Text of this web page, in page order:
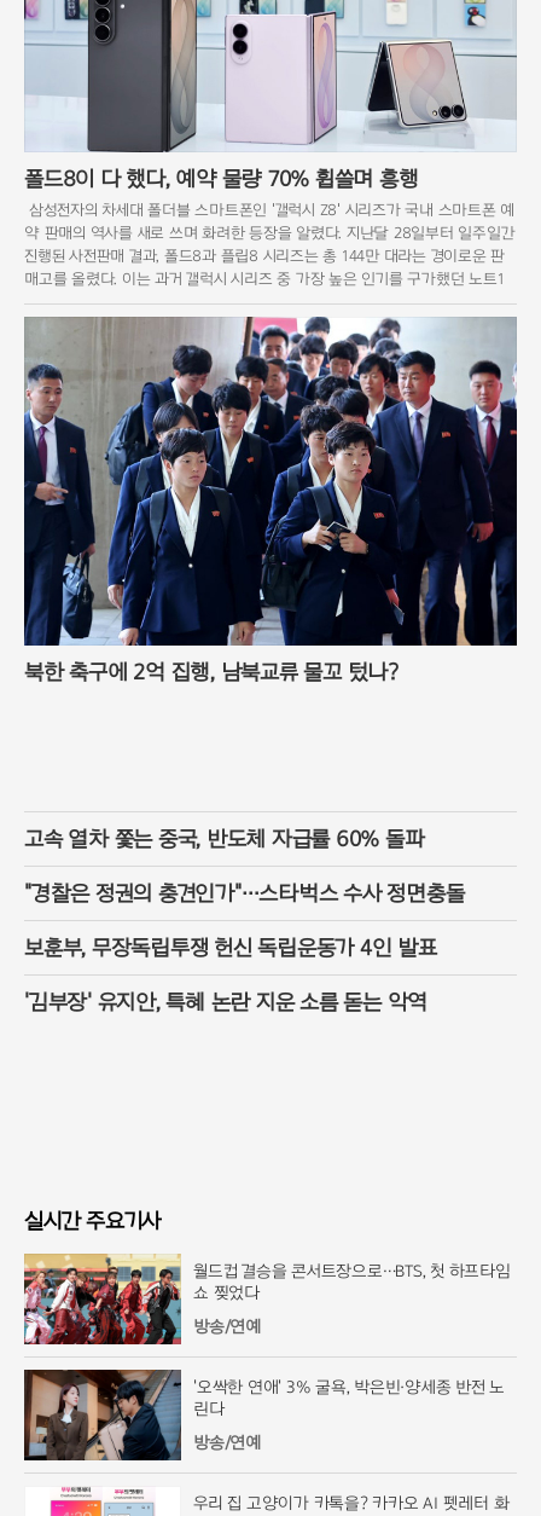
폴드8이 다 했다, 예약 물량 70% 휩쓸며 흥행
삼성전자의 차세대 폴더블 스마트폰인 '갤럭시 Z8' 시리즈가 국내 스마트폰 예
약 판매의 역사를 새로 쓰며 화려한 등장을 알렸다. 지난달 28일부터 일주일간
진행된 사전판매 결과, 폴드8과 플립8 시리즈는 총 144만 대라는 경이로운 판
매고를 올렸다. 이는 과거 갤럭시 시리즈 중 가장 높은 인기를 구가했던 노트1
북한 축구에 2억 집행, 남북교류 물꼬 텄나?
고속 열차 쫓는 중국, 반도체 자급률 60% 돌파
"경찰은 정권의 충견인가"…스타벅스 수사 정면충돌
보훈부, 무장독립투쟁 헌신 독립운동가 4인 발표
'김부장' 유지안, 특혜 논란 지운 소름 돋는 악역
실시간 주요기사
월드컵 결승을 콘서트장으로…BTS, 첫 하프타임
쇼 찢었다
방송/연예
'오싹한 연애' 3% 굴욕, 박은빈·양세종 반전 노
린다
방송/연예
우리 집 고양이가 카톡을? 카카오 AI 펫레터 화